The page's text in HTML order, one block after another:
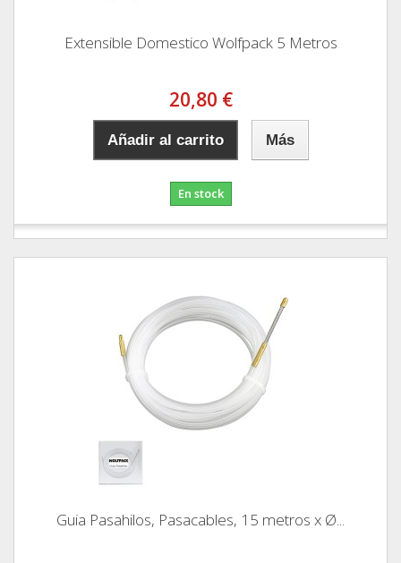
Extensible Domestico Wolfpack 5 Metros
20,80 €
Añadir al carrito Más
En stock
Guia Pasahilos, Pasacables, 15 metros x Ø...